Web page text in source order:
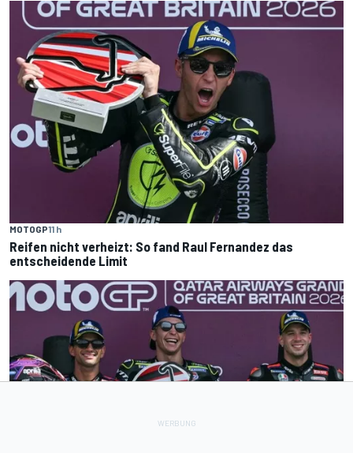
MOTOGP11 h
Reifen nicht verheizt: So fand Raul Fernandez das
entscheidende Limit